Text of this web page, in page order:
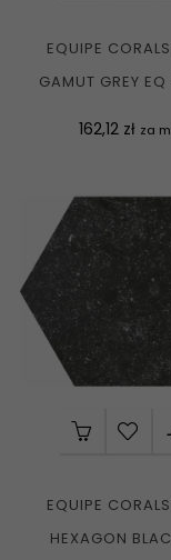
EQUIPE
GAMUT GREY
Cena
162,12 zł za m
EQUIPE
HEXAGON